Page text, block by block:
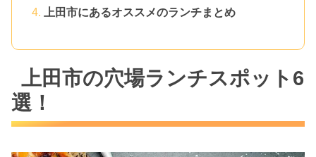
上田市にあるオススメのランチまとめ
上田市の穴場ランチスポット6
選！